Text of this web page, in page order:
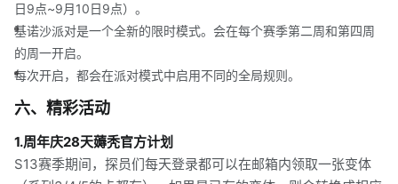
日9点~9月10日9点）。
基诺沙派对是一个全新的限时模式。会在每个赛季第二周和第四周
的周一开启。
每次开启，都会在派对模式中启用不同的全局规则。
六、精彩活动
1.周年庆28天薅秃官方计划
S13赛季期间，探员们每天登录都可以在邮箱内领取一张变体